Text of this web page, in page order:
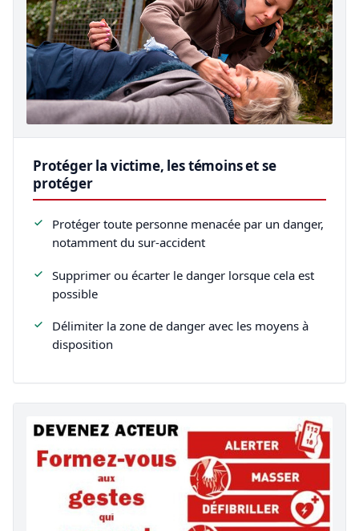
Protéger la victime, les témoins et se
protéger
Protéger toute personne menacée par un danger,
notamment du sur-accident
Supprimer ou écarter le danger lorsque cela est
possible
Délimiter la zone de danger avec les moyens à
disposition